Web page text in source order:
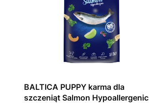
BALTICA PUPPY karma dla
szczeniąt Salmon Hypoallergenic